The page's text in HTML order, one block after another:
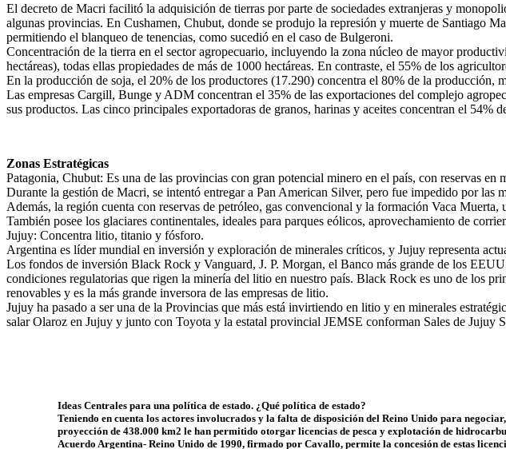
El decreto de Macri facilitó la adquisición de tierras por parte de sociedades extranjeras y
algunas provincias. En Cushamen, Chubut, donde se produjo la represión y muerte de Santiago
permitiendo el blanqueo de tenencias, como sucedió en el caso de Bulgeroni.
Concentración de la tierra en el sector agropecuario, incluyendo la zona núcleo de mayor
hectáreas), todas ellas propiedades de más de 1000 hectáreas. En contraste, el 55% de los
En la producción de soja, el 20% de los productores (17.290) concentra el 80% de la producción,
Las empresas Cargill, Bunge y ADM concentran el 35% de las exportaciones del complejo
sus productos. Las cinco principales exportadoras de granos, harinas y aceites concentran el 54%
Zonas Estratégicas
Patagonia, Chubut: Es una de las provincias con gran potencial minero en el país, con reservas en
Durante la gestión de Macri, se intentó entregar a Pan American Silver, pero fue impedido por las
Además, la región cuenta con reservas de petróleo, gas convencional y la formación Vaca Muerta,
También posee los glaciares continentales, ideales para parques eólicos, aprovechamiento de
Jujuy: Concentra litio, titanio y fósforo.
Argentina es líder mundial en inversión y exploración de minerales críticos, y Jujuy representa
Los fondos de inversión Black Rock y Vanguard, J. P. Morgan, el Banco más grande de los
condiciones regulatorias que rigen la minería del litio en nuestro país. Black Rock es uno de los
renovables y es la más grande inversora de las empresas de litio.
Jujuy ha pasado a ser una de la Provincias que más está invirtiendo en litio y en minerales
salar Olaroz en Jujuy y junto con Toyota y la estatal provincial JEMSE conforman Sales de Jujuy
Ideas Centrales para una política de estado. ¿Qué política de estado?
Teniendo en cuenta los actores involucrados y la falta de disposición del Reino Unido para
proyección de 438.000 km2 le han permitido otorgar licencias de pesca y explotación de
Acuerdo Argentina- Reino Unido de 1990, firmado por Cavallo, permite la concesión de estas